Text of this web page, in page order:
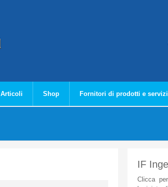
Articoli Shop Fornitori di prodotti e servizi
IF
Cliccaper